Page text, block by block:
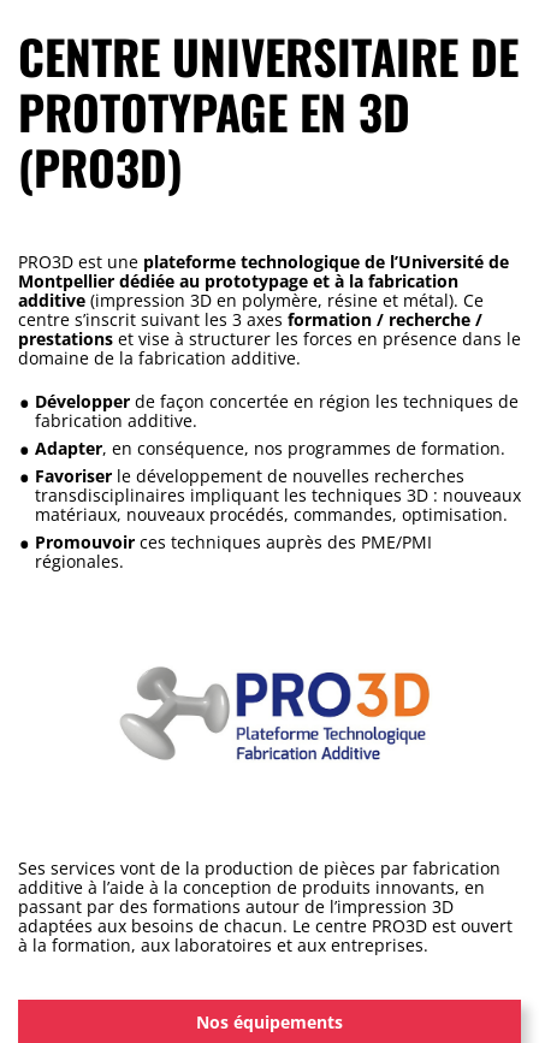
CENTRE UNIVERSITAIRE DE
PROTOTYPAGE EN 3D
(PRO3D)
PRO3D est une plateforme technologique de l’Université de
Montpellier dédiée au prototypage et à la fabrication
additive (impression 3D en polymère, résine et métal). Ce
centre s’inscrit suivant les 3 axes formation / recherche /
prestations et vise à structurer les forces en présence dans le
domaine de la fabrication additive.
Développer de façon concertée en région les techniques de
fabrication additive.
Adapter, en conséquence, nos programmes de formation.
Favoriser le développement de nouvelles recherches
transdisciplinaires impliquant les techniques 3D : nouveaux
matériaux, nouveaux procédés, commandes, optimisation.
Promouvoir ces techniques auprès des PME/PMI
régionales.
Ses services vont de la production de pièces par fabrication
additive à l’aide à la conception de produits innovants, en
passant par des formations autour de l’impression 3D
adaptées aux besoins de chacun. Le centre PRO3D est ouvert
à la formation, aux laboratoires et aux entreprises.
Nos équipements